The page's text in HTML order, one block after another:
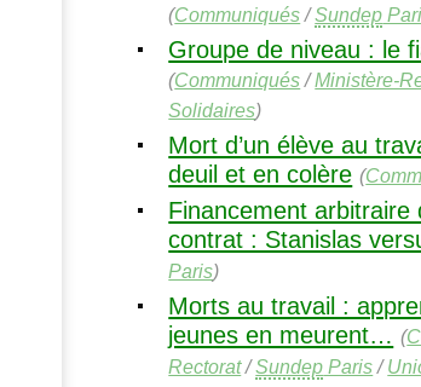
(Communiqués/Sundep
Groupe de niveau : le
(Communiqués/Ministère-
Solidaires)
Mort d’un élève au
deuil et en colère (
Financement arbitraire
contrat : Stanislas
Paris)
Morts au travail :
jeunes en meurent… (
Rectorat/Sundep Paris/